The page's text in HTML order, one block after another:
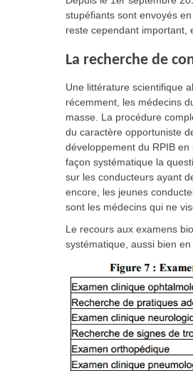
stupéfiants sont envoyés
reste cependant important,
La recherche de
Une littérature scientifique
récemment, les médecins
masse. La procédure
du caractère opportuniste
développement du RPIB
façon systématique la
sur les conducteurs ayant
encore, les jeunes
sont les médecins qui ne
Le recours aux examens
systématique, aussi bien en